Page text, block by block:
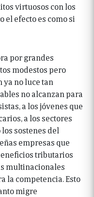
virtuosos con los
el efecto es como si
por grandes
modestos pero
no luce tan
no alcanzan para
a los jóvenes que
a los sectores
sostenes del
empresas que
tributarios
multinacionales
la competencia. Esto
migre